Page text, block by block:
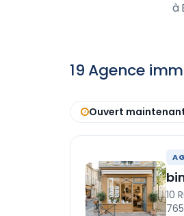
à
19 Agence
Ouvert
10